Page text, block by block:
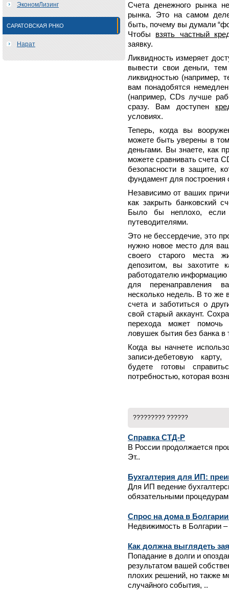
ЭкономЛизинг
САРАТОВСКАЯ РНКО
Нарат
Счета денежного рынка
рынка. Это на самом
быть, почему вы думали
Чтобы взять частный
заявку.
Ликвидность измеряет
вывести свои деньги,
ликвидностью (например,
вам понадобятся
(например, CDs лучше
сразу. Вам доступен
условиях.
Теперь, когда вы
можете быть уверены в
деньгами. Вы знаете, как
можете сравнивать счета
безопасности в защите,
фундамент для построения
Независимо от ваших
как закрыть банковский
Было бы неплохо, если
путеводителями.
Это не бессердечие, это
нужно новое место для
своего старого места
депозитом, вы захотите
работодателю информацию
для перенаправления
несколько недель. В то же
счета и заботиться о
свой старый аккаунт.
перехода может
ловушек бытия без банка в
Когда вы начнете
записи-дебетовую
будете готовы
потребностью, которая
????????? ??????
Справка СТД-Р
В России продолжается
Эт..
Бухгалтерия для ИП:
Для ИП ведение
обязательными
Спрос на дома в
Недвижимость в Болгарии
Как должна выглядеть
Попадание в долги и
результатом вашей
плохих решений, но также
случайного события, ..